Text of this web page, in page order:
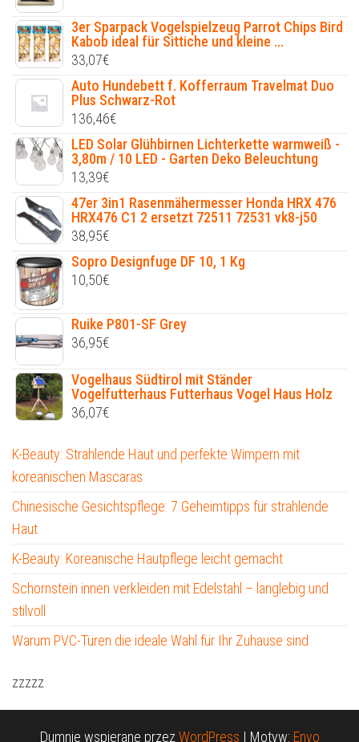
3er Sparpack Vogelspielzeug Parrot Chips Bird
Kabob ideal für Sittiche und kleine ...
33,07€
Auto Hundebett f. Kofferraum Travelmat Duo
Plus Schwarz-Rot
136,46€
LED Solar Glühbirnen Lichterkette warmweiß -
3,80m / 10 LED - Garten Deko Beleuchtung
13,39€
47er 3in1 Rasenmähermesser Honda HRX 476
HRX476 C1 2 ersetzt 72511 72531 vk8-j50
38,95€
Sopro Designfuge DF 10, 1 Kg
10,50€
Ruike P801-SF Grey
36,95€
Vogelhaus Südtirol mit Ständer
Vogelfutterhaus Futterhaus Vogel Haus Holz
36,07€
K-Beauty: Strahlende Haut und perfekte Wimpern mit
koreanischen Mascaras
Chinesische Gesichtspflege: 7 Geheimtipps für strahlende
Haut
K-Beauty: Koreanische Hautpflege leicht gemacht
Schornstein innen verkleiden mit Edelstahl – langlebig und
stilvoll
Warum PVC-Türen die ideale Wahl für Ihr Zuhause sind
zzzzz
Dumnie wspierane przez WordPress | Motyw: Envo